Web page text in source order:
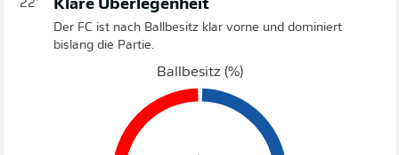
22' Klare Überlegenheit
Der FC ist nach Ballbesitz klar vorne und dominiert
bislang die Partie.
Ballbesitz (%)